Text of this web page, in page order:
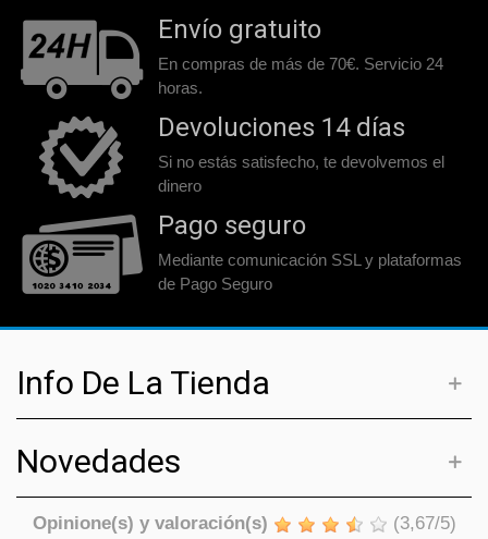
Envío gratuito
En compras de más de 70€. Servicio 24
horas.
Devoluciones 14 días
Si no estás satisfecho, te devolvemos el
dinero
Pago seguro
Mediante comunicación SSL y plataformas
de Pago Seguro
Info De La Tienda
Novedades
Opinione(s) y valoración(s) (3,67/5)